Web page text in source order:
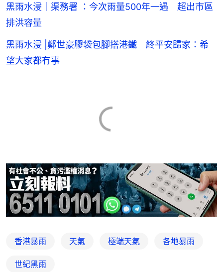
黑雨水浸｜渠務署 ：今次雨量500年一遇 超出市區
排洪容量
黑雨水浸 |鄭世豪膠袋包腳搭港鐵 終平安歸家：希
望大家都冇事
香港暴雨 天氣 極端天氣 各地暴雨
世紀黑雨